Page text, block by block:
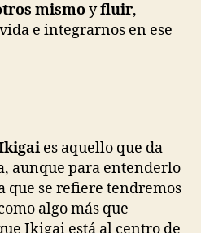
mismoyfluir,
e integrarnos en ese
es aquello que da
aunque para entenderlo
que se refiere tendremos
algo más que